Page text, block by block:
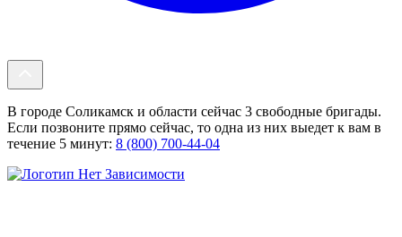
В городе Соликамск и области сейчас 3 свободные бригады.
Если позвоните прямо сейчас, то одна из них выедет к вам в
течение 5 минут: 8 (800) 700-44-04